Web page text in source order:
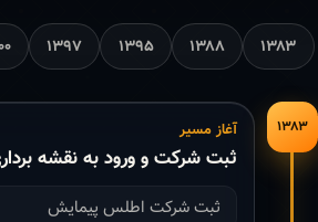
۱۳۸۳ ۱۳۸۸ ۱۳۹۵ ۱۳۹۷
۱۳۸۳ آغاز مسیر
ثبت شرکت و ورود به نقشه
ثبت شرکت اطلس پیمایش